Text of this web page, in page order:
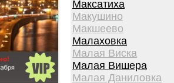
Максатиха
Макушино
Макшеево
Малаховка
Малая Виска
Малая Вишера
Малая Даниловка